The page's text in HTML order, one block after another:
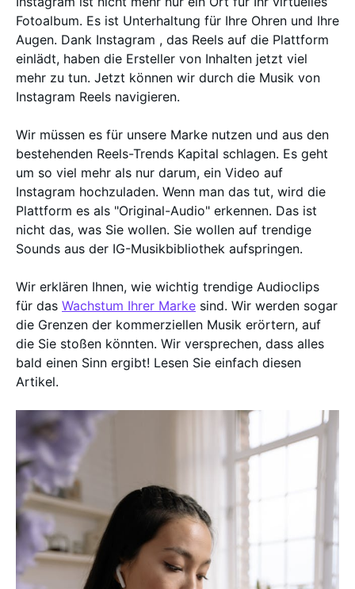
Fotoalbum. Es ist Unterhaltung für Ihre Ohren und Ihre
Augen. Dank Instagram , das Reels auf die Plattform
einlädt, haben die Ersteller von Inhalten jetzt viel
mehr zu tun. Jetzt können wir durch die Musik von
Instagram Reels navigieren.
Wir müssen es für unsere Marke nutzen und aus den
bestehenden Reels-Trends Kapital schlagen. Es geht
um so viel mehr als nur darum, ein Video auf
Instagram hochzuladen. Wenn man das tut, wird die
Plattform es als "Original-Audio" erkennen. Das ist
nicht das, was Sie wollen. Sie wollen auf trendige
Sounds aus der IG-Musikbibliothek aufspringen.
Wir erklären Ihnen, wie wichtig trendige Audioclips
für das Wachstum Ihrer Marke sind. Wir werden sogar
die Grenzen der kommerziellen Musik erörtern, auf
die Sie stoßen könnten. Wir versprechen, dass alles
bald einen Sinn ergibt! Lesen Sie einfach diesen
Artikel.